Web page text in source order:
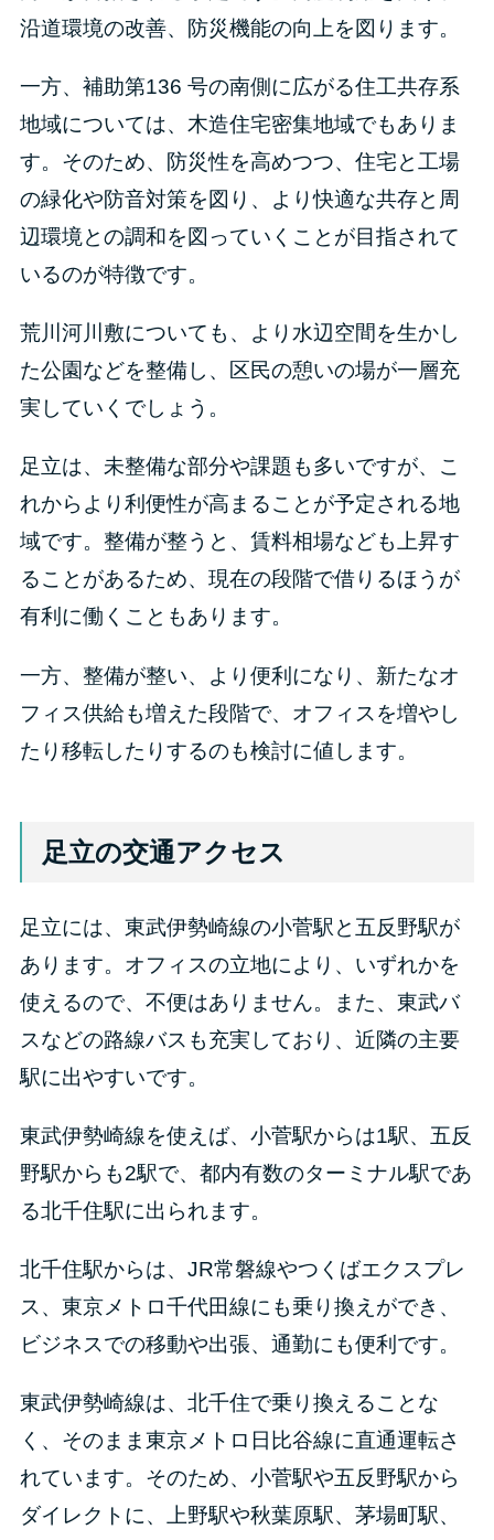
沿道環境の改善、防災機能の向上を図ります。
一方、補助第136 号の南側に広がる住工共存系
地域については、木造住宅密集地域でもありま
す。そのため、防災性を高めつつ、住宅と工場
の緑化や防音対策を図り、より快適な共存と周
辺環境との調和を図っていくことが目指されて
いるのが特徴です。
荒川河川敷についても、より水辺空間を生かし
た公園などを整備し、区民の憩いの場が一層充
実していくでしょう。
足立は、未整備な部分や課題も多いですが、こ
れからより利便性が高まることが予定される地
域です。整備が整うと、賃料相場なども上昇す
ることがあるため、現在の段階で借りるほうが
有利に働くこともあります。
一方、整備が整い、より便利になり、新たなオ
フィス供給も増えた段階で、オフィスを増やし
たり移転したりするのも検討に値します。
足立の交通アクセス
足立には、東武伊勢崎線の小菅駅と五反野駅が
あります。オフィスの立地により、いずれかを
使えるので、不便はありません。また、東武バ
スなどの路線バスも充実しており、近隣の主要
駅に出やすいです。
東武伊勢崎線を使えば、小菅駅からは1駅、五反
野駅からも2駅で、都内有数のターミナル駅であ
る北千住駅に出られます。
北千住駅からは、JR常磐線やつくばエクスプレ
ス、東京メトロ千代田線にも乗り換えができ、
ビジネスでの移動や出張、通勤にも便利です。
東武伊勢崎線は、北千住で乗り換えることな
く、そのまま東京メトロ日比谷線に直通運転さ
れています。そのため、小菅駅や五反野駅から
ダイレクトに、上野駅や秋葉原駅、茅場町駅、